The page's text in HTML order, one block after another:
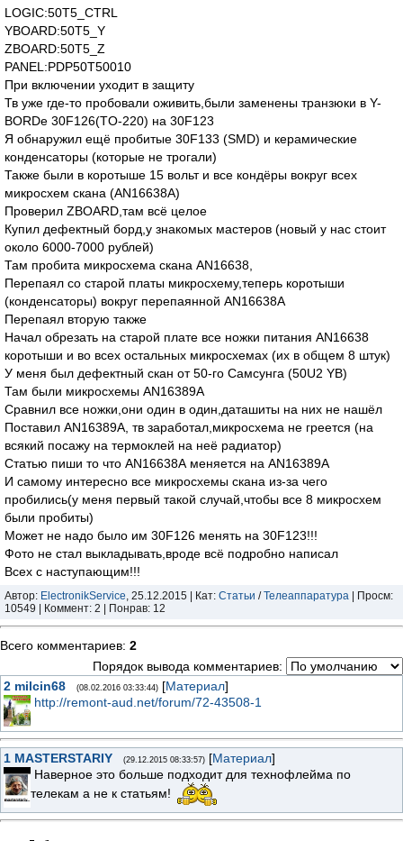
LOGIC:50T5_CTRL
YBOARD:50T5_Y
ZBOARD:50T5_Z
PANEL:PDP50T50010
При включении уходит в защиту
Тв уже где-то пробовали оживить,были заменены транзюки в Y-
BORDе 30F126(TO-220) на 30F123
Я обнаружил ещё пробитые 30F133 (SMD) и керамические
конденсаторы (которые не трогали)
Также были в коротыше 15 вольт и все кондёры вокруг всех
микросхем скана (AN16638A)
Проверил ZBOARD,там всё целое
Купил дефектный борд,у знакомых мастеров (новый у нас стоит
около 6000-7000 рублей)
Там пробита микросхема скана AN16638,
Перепаял со старой платы микросхему,теперь коротыши
(конденсаторы) вокруг перепаянной AN16638А
Перепаял вторую также
Начал обрезать на старой плате все ножки питания AN16638
коротыши и во всех остальных микросхемах (их в общем 8 штук)
У меня был дефектный скан от 50-го Самсунга (50U2 YB)
Там были микросхемы AN16389A
Cравнил все ножки,они один в один,даташиты на них не нашёл
Поставил AN16389A, тв заработал,микросхема не греется (на
всякий посажу на термоклей на неё радиатор)
Статью пиши то что AN16638А меняется на AN16389A
И самому интересно все микросхемы скана из-за чего
пробились(у меня первый такой случай,чтобы все 8 микросхем
были пробиты)
Может не надо было им 30F126 менять на 30F123!!!
Фото не стал выкладывать,вроде всё подробно написал
Всех с наступающим!!!
Автор: ElectronikService, 25.12.2015 | Кат: Статьи /Телеаппаратура | Просм:
10549 | Коммент: 2 | Понрав: 12
Всего комментариев: 2
Порядок вывода комментариев:
2 milcin68 (08.02.2016 03:33:44) [Материал]
http://remont-aud.net/forum/72-43508-1
1 MASTERSTARIY (29.12.2015 08:33:57) [Материал]
Наверное это больше подходит для технофлейма по
телекам а не к статьям!